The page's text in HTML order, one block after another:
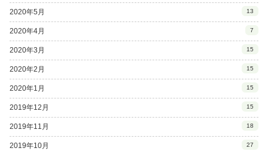
2020年5月 13
2020年4月 7
2020年3月 15
2020年2月 15
2020年1月 15
2019年12月 15
2019年11月 18
2019年10月 27